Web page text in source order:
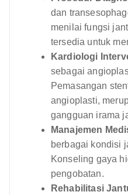
dan
menilai fungsi
tersedia untuk
Kardiologi
sebagai
Pemasangan
angioplasti,
gangguan irama
Manajemen
berbagai kondisi
Konseling gaya
pengobatan.
Rehabilitasi